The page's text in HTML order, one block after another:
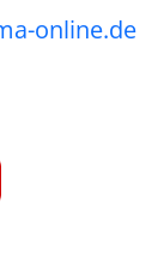
online.de